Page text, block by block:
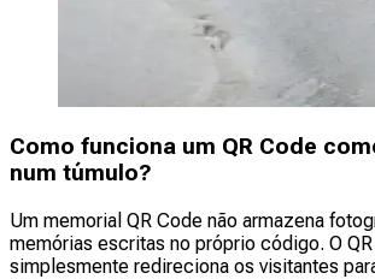
Como funciona um QR Code
num túmulo?
Um memorial QR Code não armazena
memórias escritas no próprio código. O
simplesmente redireciona os visitantes